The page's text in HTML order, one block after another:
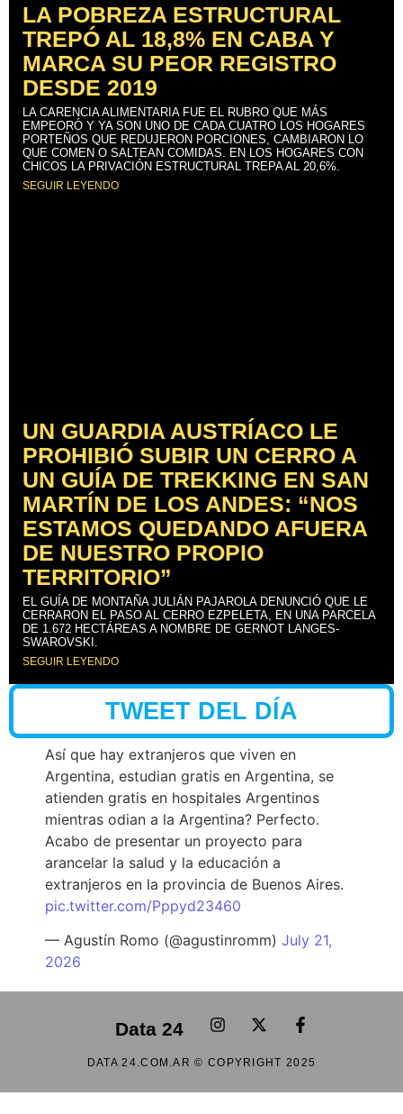
LA POBREZA ESTRUCTURAL
TREPÓ AL 18,8% EN CABA Y
MARCA SU PEOR REGISTRO
DESDE 2019
LA CARENCIA ALIMENTARIA FUE EL RUBRO QUE MÁS
EMPEORÓ Y YA SON UNO DE CADA CUATRO LOS HOGARES
PORTEÑOS QUE REDUJERON PORCIONES, CAMBIARON LO
QUE COMEN O SALTEAN COMIDAS. EN LOS HOGARES CON
CHICOS LA PRIVACIÓN ESTRUCTURAL TREPA AL 20,6%.
SEGUIR LEYENDO
UN GUARDIA AUSTRÍACO LE
PROHIBIÓ SUBIR UN CERRO A
UN GUÍA DE TREKKING EN SAN
MARTÍN DE LOS ANDES: “NOS
ESTAMOS QUEDANDO AFUERA
DE NUESTRO PROPIO
TERRITORIO”
EL GUÍA DE MONTAÑA JULIÁN PAJAROLA DENUNCIÓ QUE LE
CERRARON EL PASO AL CERRO EZPELETA, EN UNA PARCELA
DE 1.672 HECTÁREAS A NOMBRE DE GERNOT LANGES-
SWAROVSKI.
SEGUIR LEYENDO
TWEET DEL DÍA
Así que hay extranjeros que viven en
Argentina, estudian gratis en Argentina, se
atienden gratis en hospitales Argentinos
mientras odian a la Argentina? Perfecto.
Acabo de presentar un proyecto para
arancelar la salud y la educación a
extranjeros en la provincia de Buenos Aires.
pic.twitter.com/Pppyd23460
— Agustín Romo (@agustinromm) July 21,
2026
Data 24
DATA 24.COM.AR © COPYRIGHT 2025